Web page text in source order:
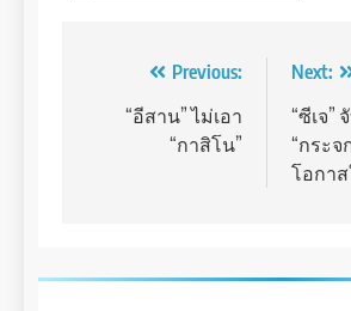
navigation
Previous:
“อีสาน” ไม่เอา
“กาสิโน”
Next:
“ซีเจ”
“กระจ
โอกาส